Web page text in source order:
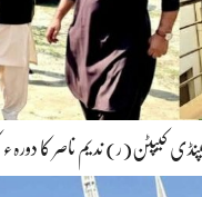
کیپٹن(ر) ندیم ناصر کا